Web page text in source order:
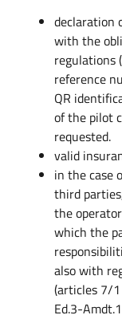
declaration
with the
regulations
reference
QR
of the pilot
requested.
valid
in the case
third
the
which the
also with
(articles 7/1
Ed.3-